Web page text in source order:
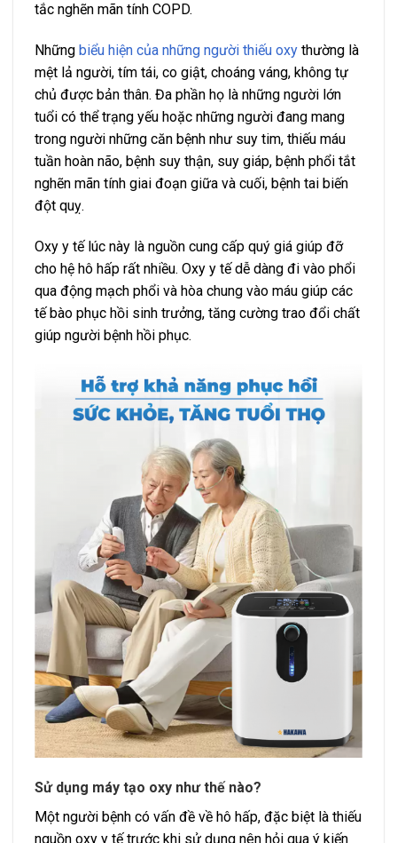
tắc nghẽn mãn tính COPD.
Những biểu hiện của những người thiếu oxy thường là
mệt lả người, tím tái, co giật, choáng váng, không tự
chủ được bản thân. Đa phần họ là những người lớn
tuổi có thể trạng yếu hoặc những người đang mang
trong người những căn bệnh như suy tim, thiếu máu
tuần hoàn não, bệnh suy thận, suy giáp, bệnh phổi tắt
nghẽn mãn tính giai đoạn giữa và cuối, bệnh tai biến
đột quỵ.
Oxy y tế lúc này là nguồn cung cấp quý giá giúp đỡ
cho hệ hô hấp rất nhiều. Oxy y tế dễ dàng đi vào phổi
qua động mạch phổi và hòa chung vào máu giúp các
tế bào phục hồi sinh trưởng, tăng cường trao đổi chất
giúp người bệnh hồi phục.
Sử dụng máy tạo oxy như thế nào?
Một người bệnh có vấn đề về hô hấp, đặc biệt là thiếu
nguồn oxy y tế trước khi sử dụng nên hỏi qua ý kiến